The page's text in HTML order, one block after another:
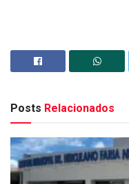
Posts Relacionados